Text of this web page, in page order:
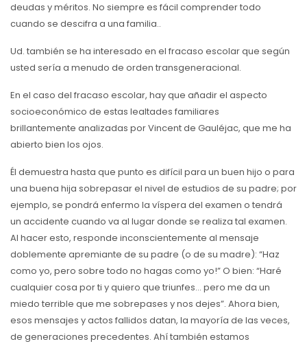
deudas y méritos. No siempre es fácil comprender todo
cuando se descifra a una familia..
Ud. también se ha interesado en el fracaso escolar que según
usted sería a menudo de orden transgeneracional.
En el caso del fracaso escolar, hay que añadir el aspecto
socioeconómico de estas lealtades familiares
brillantemente analizadas por Vincent de Gauléjac, que me ha
abierto bien los ojos.
Él demuestra hasta que punto es difícil para un buen hijo o para
una buena hija sobrepasar el nivel de estudios de su padre; por
ejemplo, se pondrá enfermo la víspera del examen o tendrá
un accidente cuando va al lugar donde se realiza tal examen.
Al hacer esto, responde inconscientemente al mensaje
doblemente apremiante de su padre (o de su madre): “Haz
como yo, pero sobre todo no hagas como yo!” O bien: “Haré
cualquier cosa por ti y quiero que triunfes… pero me da un
miedo terrible que me sobrepases y nos dejes”. Ahora bien,
esos mensajes y actos fallidos datan, la mayoría de las veces,
de generaciones precedentes. Ahí también estamos